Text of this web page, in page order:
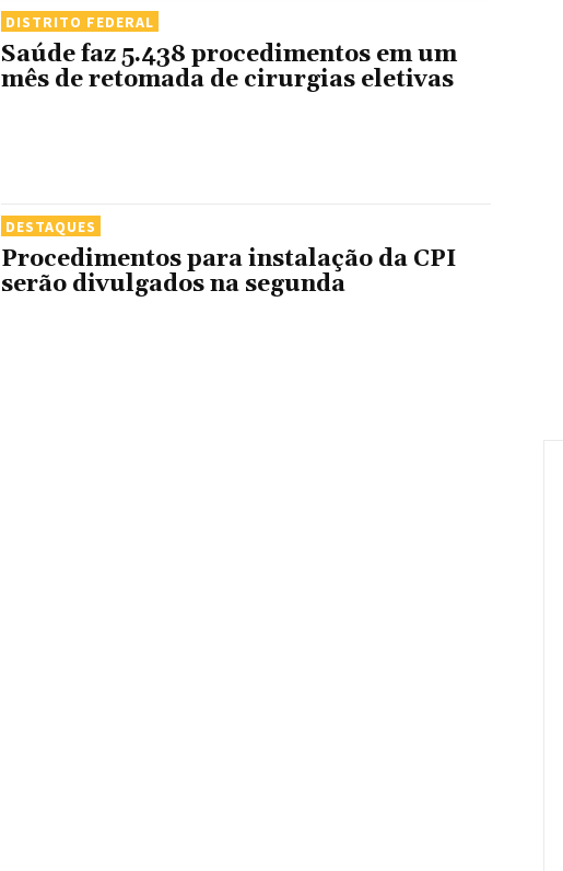
DISTRITO FEDERAL
Saúde faz 5.438 procedimentos em um
mês de retomada de cirurgias eletivas
DESTAQUES
Procedimentos para instalação da CPI
serão divulgados na segunda